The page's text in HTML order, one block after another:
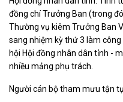
đồng chí Trưởng Ban (trong
Thường vụ kiêm Trưởng Ban
sang nhiệm kỳ thứ 3 làm
hội Hội đồng nhân dân tỉnh -
nhiều mảng phụ trách.
Người cán bộ tham mưu tận